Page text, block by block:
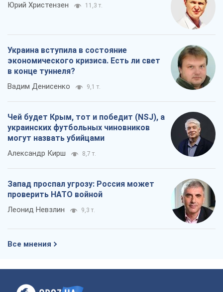
Юрий Христензен 11,3 т.
Украина вступила в состояние
экономического кризиса. Есть ли свет
в конце туннеля?
Вадим Денисенко 9,1 т.
Чей будет Крым, тот и победит (NSJ), а
украинских футбольных чиновников
могут назвать убийцами
Александр Кирш 8,7 т.
Запад проспал угрозу: Россия может
проверить НАТО войной
Леонид Невзлин 9,3 т.
Все мнения